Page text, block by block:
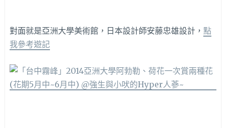
對面就是亞洲大學美術館，日本設計師安藤忠雄設計， 點
我參考遊記